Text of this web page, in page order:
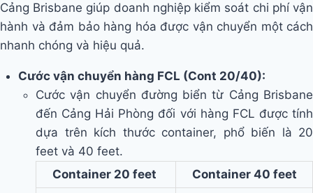
Cảng Brisbane giúp doanh nghiệp kiểm soát chi phí vận
hành và đảm bảo hàng hóa được vận chuyển một cách
nhanh chóng và hiệu quả.
Cước vận chuyển hàng FCL (Cont 20/40):
Cước vận chuyển đường biển từ Cảng Brisbane
đến Cảng Hải Phòng đối với hàng FCL được tính
dựa trên kích thước container, phổ biến là 20
feet và 40 feet.
Container 20 feet
Container 40 feet